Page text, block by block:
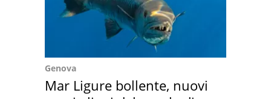
Genova
Mar Ligure bollente, nuovi